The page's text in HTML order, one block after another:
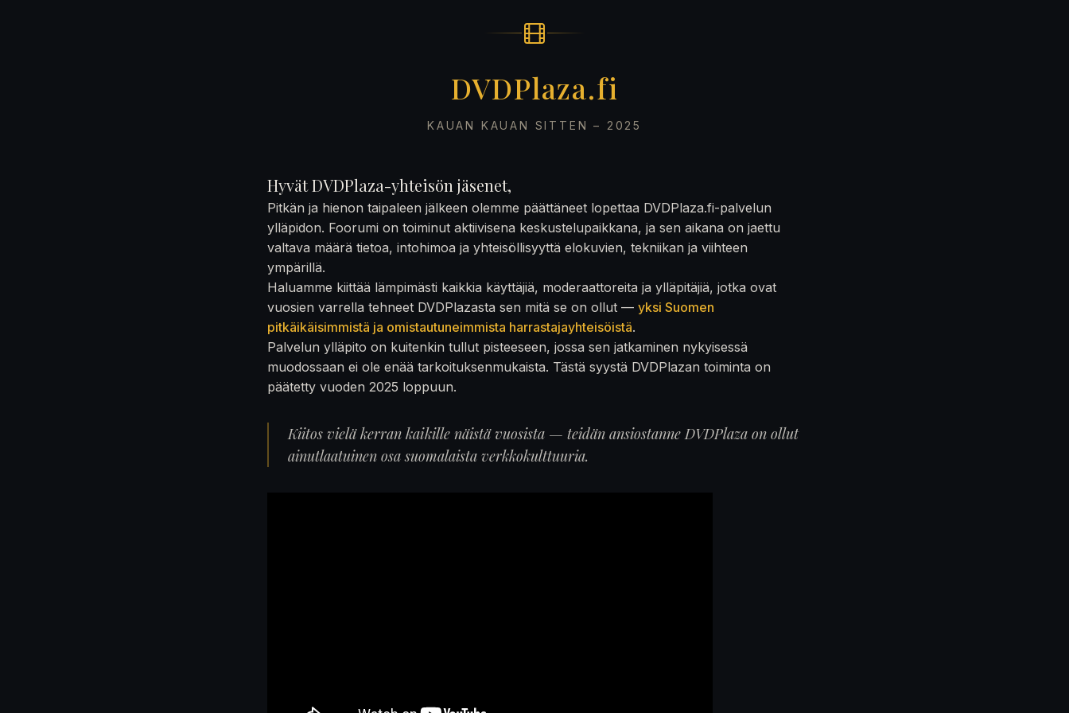
DVDPlaza.fi
KAUAN KAUAN SITTEN – 2025
Hyvät DVDPlaza-yhteisön jäsenet,
Pitkän ja hienon taipaleen jälkeen olemme päättäneet lopettaa DVDPlaza.fi-palvelun
ylläpidon. Foorumi on toiminut aktiivisena keskustelupaikkana, ja sen aikana on jaettu
valtava määrä tietoa, intohimoa ja yhteisöllisyyttä elokuvien, tekniikan ja viihteen
ympärillä.
Haluamme kiittää lämpimästi kaikkia käyttäjiä, moderaattoreita ja ylläpitäjiä, jotka ovat
vuosien varrella tehneet DVDPlazasta sen mitä se on ollut — yksi Suomen
pitkäikäisimmistä ja omistautuneimmista harrastajayhteisöistä.
Palvelun ylläpito on kuitenkin tullut pisteeseen, jossa sen jatkaminen nykyisessä
muodossaan ei ole enää tarkoituksenmukaista. Tästä syystä DVDPlazan toiminta on
päätetty vuoden 2025 loppuun.
Kiitos vielä kerran kaikille näistä vuosista — teidän ansiostanne DVDPlaza on ollut
ainutlaatuinen osa suomalaista verkkokulttuuria.